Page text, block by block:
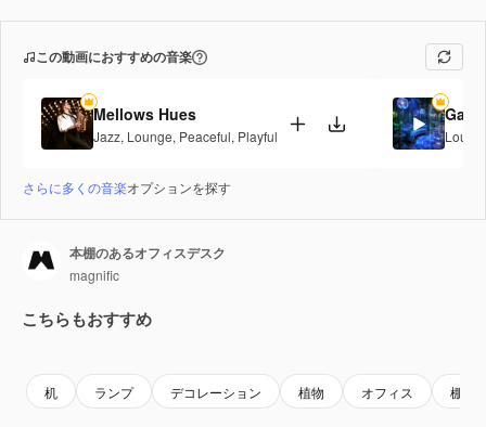
この動画におすすめの音楽
Mellows Hues
Jazz, Lounge, Peaceful, Playful
さらに多くの音楽オプションを探す
本棚のあるオフィスデスク
magnific
こちらもおすすめ
机 ランプ デコレーション 植物 オフィス 棚